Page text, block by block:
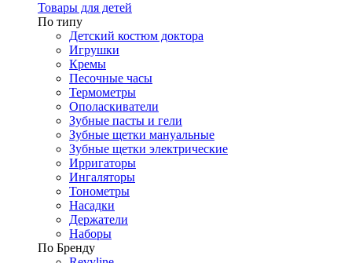
Товары для детей
По типу
Детский костюм доктора
Игрушки
Кремы
Песочные часы
Термометры
Ополаскиватели
Зубные пасты и гели
Зубные щетки мануальные
Зубные щетки электрические
Ирригаторы
Ингаляторы
Тонометры
Насадки
Держатели
Наборы
По Бренду